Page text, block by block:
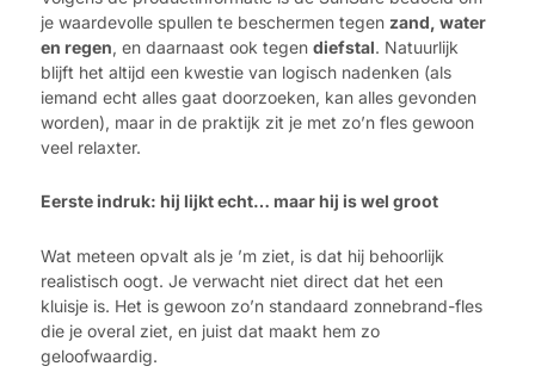
je waardevolle spullen te beschermen tegen zand, water
en regen, en daarnaast ook tegen diefstal. Natuurlijk
blijft het altijd een kwestie van logisch nadenken (als
iemand echt alles gaat doorzoeken, kan alles gevonden
worden), maar in de praktijk zit je met zo’n fles gewoon
veel relaxter.
Eerste indruk: hij lijkt echt… maar hij is wel groot
Wat meteen opvalt als je ’m ziet, is dat hij behoorlijk
realistisch oogt. Je verwacht niet direct dat het een
kluisje is. Het is gewoon zo’n standaard zonnebrand-fles
die je overal ziet, en juist dat maakt hem zo
geloofwaardig.